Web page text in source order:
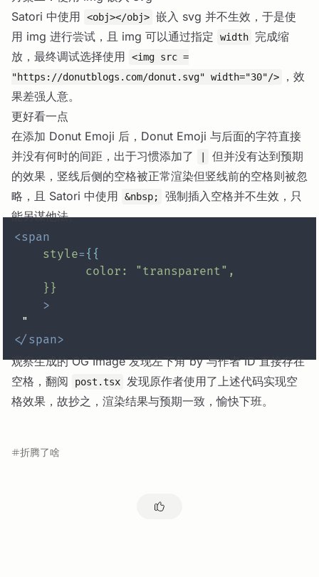
Satori 中使用
<obj></obj> 嵌入 svg 并不生效，于是使
用 img 进行尝试，且 img 可以通过指定
width
完成缩
放，最终调试选择使用
<img src =
"https://donutblogs.com/donut.svg" width="30"/>
，效
果差强人意。
更好看一点
在添加 Donut Emoji 后，Donut Emoji 与后面的字符直接
并没有何时的间距，出于习惯添加了
但并没有达到预期
的效果，竖线后侧的空格被正常渲染但竖线前的空格则被忽
略，且 Satori 中使用
&nbsp;
强制插入空格并不生效，只
能另谋他法。
<span
style= { {
color:
"transparent",
}}
>
</ span>
观察生成的 OG Image 发现左下角 by 与作者 ID 直接存在
空格，翻阅
post.tsx 发现原作者使用了上述代码实现空
格效果，故抄之，渲染结果与预期一致，愉快下班。
折腾了啥